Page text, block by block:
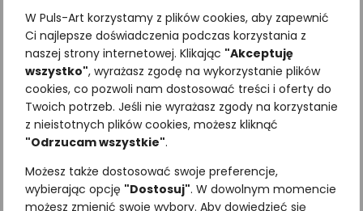
W Puls-Art korzystamy z plików cookies, aby zapewnić
Ci najlepsze doświadczenia podczas korzystania z
naszej strony internetowej. Klikając "Akceptuję
wszystko", wyrażasz zgodę na wykorzystanie plików
cookies, co pozwoli nam dostosować treści i oferty do
Twoich potrzeb. Jeśli nie wyrażasz zgody na korzystanie
z nieistotnych plików cookies, możesz kliknąć
"Odrzucam wszystkie".
Możesz także dostosować swoje preferencje,
wybierając opcję "Dostosuj". W dowolnym momencie
możesz zmienić swoje wybory. Aby dowiedzieć się
Najniższa cena z ostatnich 30
dni:65,00zł
SKU:Brak danych
Kategorie:ILUSTRACJE
krzewinki
Podobne produkty